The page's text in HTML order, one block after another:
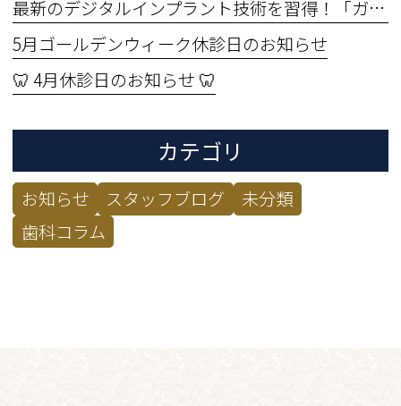
最新のデジタルインプラント技術を習得！「ガイド手術セミナー」に参加してきました🦷✨
5月ゴールデンウィーク休診日のお知らせ
🦷 4月休診日のお知らせ 🦷
カテゴリ
お知らせ スタッフブログ
未分類
歯科コラム